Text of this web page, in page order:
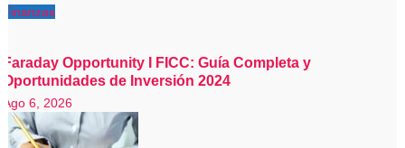
Finanzas
Faraday Opportunity I FICC: Guía Completa y
Oportunidades de Inversión 2024
Ago 6, 2026